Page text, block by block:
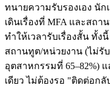
ทนายความรับรองเอง นั
เดินเรื่องที่ MFA และสถ
ทำให้เวลารับเรื่องสั้น ทั้
สถานทูต/หน่วยงาน (ไม่รั
อุตสาหกรรมที่ 65–82%)
เดียว ไม่ต้องรอ "ติดต่อกลั